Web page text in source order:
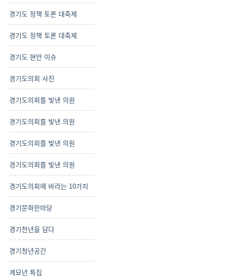
경기도 정책 토론 대축제
경기도 정책 토론 대축제
경기도 현안 이슈
경기도의회 사진
경기도의회를 빛낸 의원
경기도의회를 빛낸 의원
경기도의회를 빛낸 의원
경기도의회를 빛낸 의원
경기도의회에 바라는 10가지
경기문화한마당
경기천년을 담다
경기청년공간
계묘년 특집